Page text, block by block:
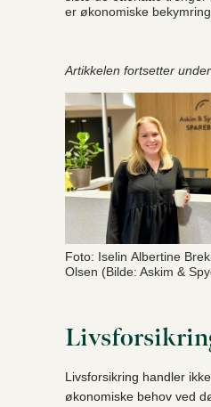
er økonomiske
Artikkelen fortsetter
Foto: Iselin Albertine
Olsen (Bilde: Askim &
Livsforsikring handler
økonomiske behov ved